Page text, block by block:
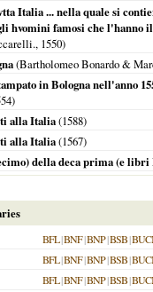
Italia ... nella quale si
hvomini famosi che
1550)
(Bartholomeo Bonardo &
in Bologna nell'anno
)
alla Italia(1588)
alla Italia(1567)
della deca prima (e libri
BFL|BNF|BNP|BSB|
BFL|BNF|BNP|BSB|
BFL|BNF|BNP|BSB|